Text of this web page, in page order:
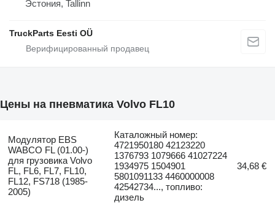
Эстония, Tallinn
TruckParts Eesti OÜ
Цены на пневматика Volvo FL10
Модулятор EBS
WABCO FL (01.00-)
для грузовика Volvo
FL, FL6, FL7, FL10,
FL12, FS718 (1985-
2005)
Каталожный номер:
4721950180 42123220
1376793 1079666 41027224
1934975 1504901
5801091133 4460000008
42542734..., топливо:
дизель
34,68 €